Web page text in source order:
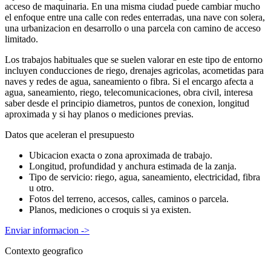
acceso de maquinaria. En una misma ciudad puede cambiar mucho
el enfoque entre una calle con redes enterradas, una nave con solera,
una urbanizacion en desarrollo o una parcela con camino de acceso
limitado.
Los trabajos habituales que se suelen valorar en este tipo de entorno
incluyen conducciones de riego, drenajes agricolas, acometidas para
naves y redes de agua, saneamiento o fibra. Si el encargo afecta a
agua, saneamiento, riego, telecomunicaciones, obra civil, interesa
saber desde el principio diametros, puntos de conexion, longitud
aproximada y si hay planos o mediciones previas.
Datos que aceleran el presupuesto
Ubicacion exacta o zona aproximada de trabajo.
Longitud, profundidad y anchura estimada de la zanja.
Tipo de servicio: riego, agua, saneamiento, electricidad, fibra
u otro.
Fotos del terreno, accesos, calles, caminos o parcela.
Planos, mediciones o croquis si ya existen.
Enviar informacion ->
Contexto geografico